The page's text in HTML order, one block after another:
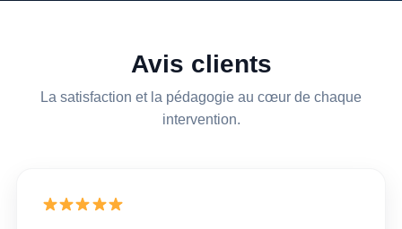
Avis clients
La satisfaction et la pédagogie au cœur de chaque
intervention.